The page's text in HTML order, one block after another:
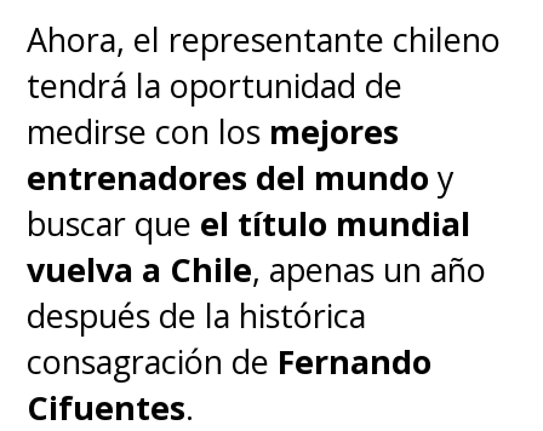
Ahora, el representante chileno
tendrá la oportunidad de
medirse con los mejores
entrenadores del mundo y
buscar que el título mundial
vuelva a Chile, apenas un año
después de la histórica
consagración de Fernando
Cifuentes.